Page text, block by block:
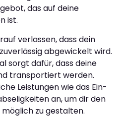
das auf deine
ist.
verlassen, dass dein
abgewickelt wird.
sorgt dafür, dass deine
transportiert werden.
Leistungen wie das Ein-
an, um dir den
zu gestalten.